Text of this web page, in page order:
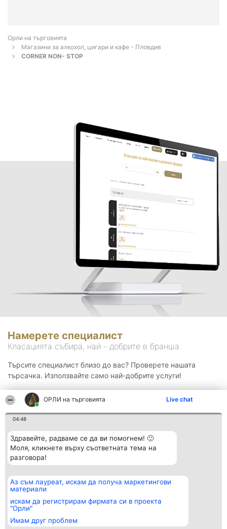
ОРЛИ на търговията Live chat
04:48
Здравейте, радваме се да ви помогнем! 🙂
Моля, кликнете върху съответната тема на
разговора!
Аз съм лауреат, искам да получа маркетингови
материали
искам да регистрирам фирмата си в проекта
"Орли"
Имам друг проблем
Орли на търговията
Магазини за алкохол, цигари и кафе - Пловдив
CORNER NON- STOP
Намерете специалист
Класацията събира, най - добрите в бранша.
Търсите специалист близо до вас? Проверете нашата
търсачка. Използвайте само най-добрите услуги!
Организатор на
класиране
BulevardulAleea Timișul De
Sus Nr. 2, Bl. A30, Sc. A, Et.
4, Ap. 13
București 53-238
Класация
всички
Статут/Устав
Контакти